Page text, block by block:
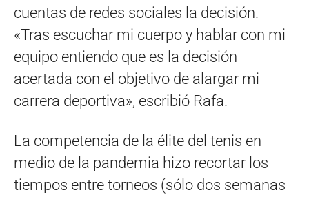
cuentas de redes sociales la decisión.
«Tras escuchar mi cuerpo y hablar con mi
equipo entiendo que es la decisión
acertada con el objetivo de alargar mi
carrera deportiva», escribió Rafa.
La competencia de la élite del tenis en
medio de la pandemia hizo recortar los
tiempos entre torneos (sólo dos semanas